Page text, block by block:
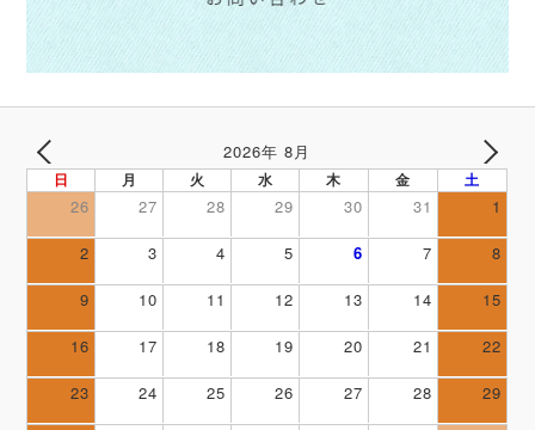
2026年 8月 NEXT
日 月 火 水 木 金 土
26 27 28 29 30 31 1
2 3 4 5 6 7 8
9 10 11 12 13 14 15
16 17 18 19 20 21 22
23 24 25 26 27 28 29